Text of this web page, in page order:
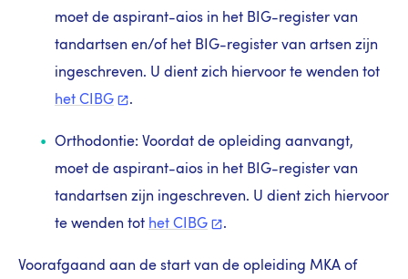
moet de aspirant-aios in het BIG-register van
tandartsen en/of het BIG-register van artsen zijn
ingeschreven. U dient zich hiervoor te wenden tot
het CIBG .
Orthodontie: Voordat de opleiding aanvangt,
moet de aspirant-aios in het BIG-register van
tandartsen zijn ingeschreven. U dient zich hiervoor
te wenden tot het CIBG .
Voorafgaand aan de start van de opleiding MKA of